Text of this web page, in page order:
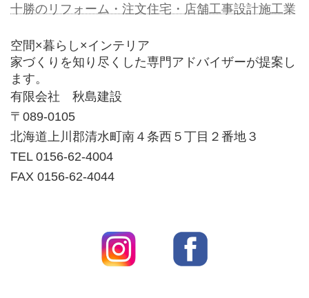
の
ペ
ー
ジ
送
り
ー
ー
十勝のリフォーム・注文住宅・店舗工事設計施工業
空間×暮らし×インテリア
家づくりを知り尽くした専門アドバイザーが提案し
ます。
有限会社 秋島建設
〒089-0105
北海道上川郡清水町南４条西５丁目２番地３
TEL 0156-62-4004
FAX 0156-62-4044